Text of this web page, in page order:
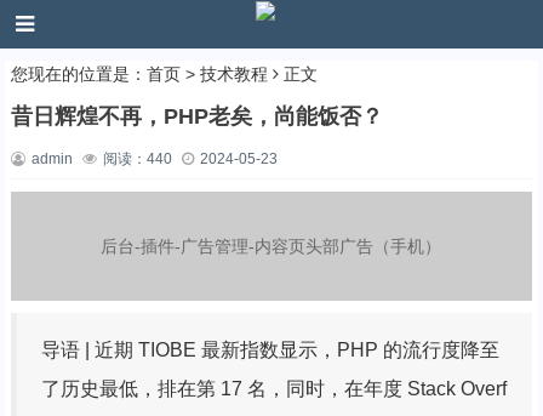
您现在的位置是： 首页> 技术教程 正文
昔日辉煌不再，PHP老矣，尚能饭否？
admin 阅读： 440 2024-05-23
后台-插件-广告管理-内容页头部广告（手机）
导语 | 近期 TIOBE 最新指数显示，PHP 的流行度降至
了历史最低，排在第 17 名，同时，在年度 Stack Overf